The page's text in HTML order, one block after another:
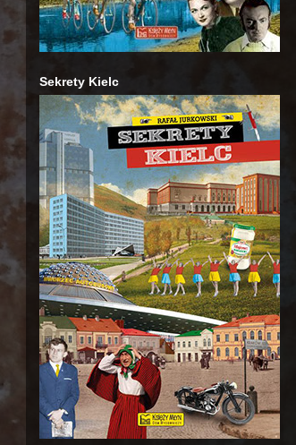
Sekrety Kielc